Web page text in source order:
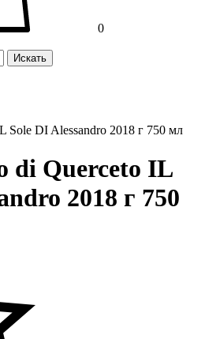
0
Искать
Sole DI Alessandro 2018 г 750 мл
di Querceto IL
2018 г 750